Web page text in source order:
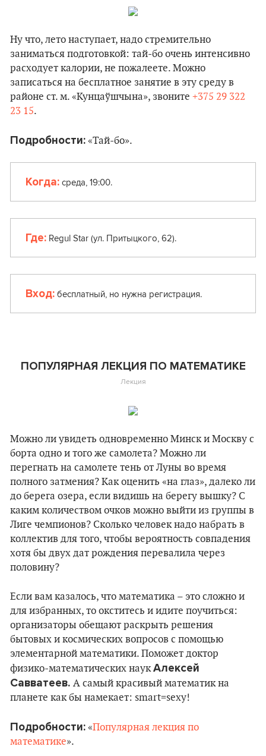
Ну что, лето наступает, надо стремительно
заниматься подготовкой: тай-бо очень интенсивно
расходует калории, не пожалеете. Можно
записаться на бесплатное занятие в эту среду в
районе ст. м. «Кунцаўшчына», звоните +375 29 322
23 15.
Подробности: «Тай-бо».
Когда:среда, 19:00.
Где: Regul Star (ул. Притыцкого, 62).
Вход:бесплатный, но нужна регистрация.
ПОПУЛЯРНАЯ ЛЕКЦИЯ ПО МАТЕМАТИКЕ
Лекция
Можно ли увидеть одновременно Минск и Москву с
борта одно и того же самолета? Можно ли
перегнать на самолете тень от Луны во время
полного затмения? Как оценить «на глаз», далеко ли
до берега озера, если видишь на берегу вышку? С
каким количеством очков можно выйти из группы в
Лиге чемпионов? Сколько человек надо набрать в
коллектив для того, чтобы вероятность совпадения
хотя бы двух дат рождения перевалила через
половину?
Если вам казалось, что математика – это сложно и
для избранных, то окститесь и идите поучиться:
организаторы обещают раскрыть решения
бытовых и космических вопросов с помощью
элементарной математики. Поможет доктор
физико-математических наукАлексей
Савватеев. А самый красивый математик на
планете как бы намекает: smart=sexy!
Подробности: «Популярная лекция по
математике».